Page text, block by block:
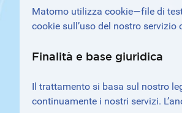
Matomo utilizza cookie—file di
cookie sull’uso del nostro
Finalità e base giuridica
Il trattamento si basa sul nostro
continuamente i nostri servizi.